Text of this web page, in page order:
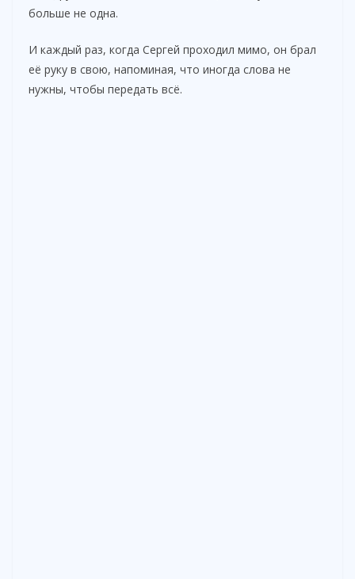
больше не одна.
И каждый раз, когда Сергей проходил мимо, он брал
её руку в свою, напоминая, что иногда слова не
нужны, чтобы передать всё.